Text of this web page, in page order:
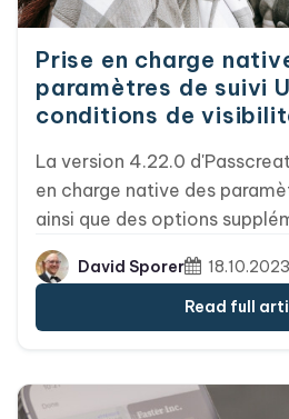
Prise en charge
paramètres de suivi
conditions de
La version 4.22.0
en charge native des
ainsi que des options
définir les conditions de
un pass. Ces deux
cas d'utilisation et la
les entreprises lorsqu'elles
David Sporer
18.10.2023
Read full